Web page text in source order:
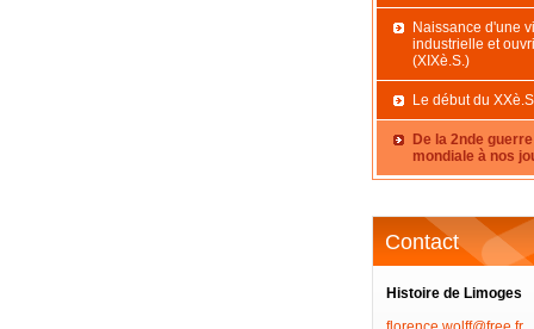
Naissance d'une
industrielle et
(XIXè.S.)
Le début du
De la 2nde guerre
mondiale à nos
Contact
Histoire de Limoges